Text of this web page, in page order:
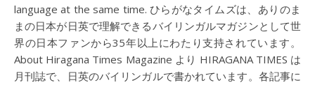
language at the same time. ひらがなタイムズは、ありのま
まの日本が日英で理解できるバイリンガルマガジンとして世
界の日本ファンから35年以上にわたり支持されています。
About Hiragana Times Magazine より HIRAGANA TIMES は
月刊誌で、日英のバイリンガルで書かれています。各記事に